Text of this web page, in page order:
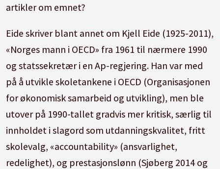
artikler om emnet?
Eide skriver blant annet om Kjell Eide (1925-2011),
«Norges mann i OECD» fra 1961 til nærmere 1990
og statssekretær i en Ap-regjering. Han var med
på å utvikle skoletankene i OECD (Organisasjonen
for økonomisk samarbeid og utvikling), men ble
utover på 1990-tallet gradvis mer kritisk, særlig til
innholdet i slagord som utdanningskvalitet, fritt
skolevalg, «accountability» (ansvarlighet,
redelighet), og prestasjonslønn (Sjøberg 2014 og